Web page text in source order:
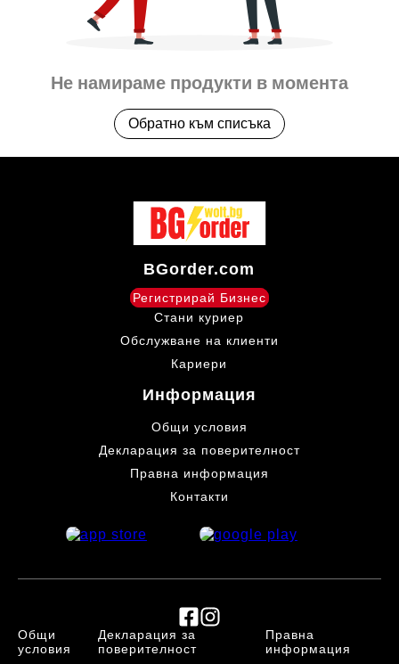
Не намираме продукти в момента
Обратно към списъка
BGorder.com
Регистрирай Бизнес
Стани куриер
Обслужване на клиенти
Кариери
Информация
Общи условия
Декларация за поверителност
Правна информация
Контакти
Общи
условия
Декларация за
поверителност
Правна
информация